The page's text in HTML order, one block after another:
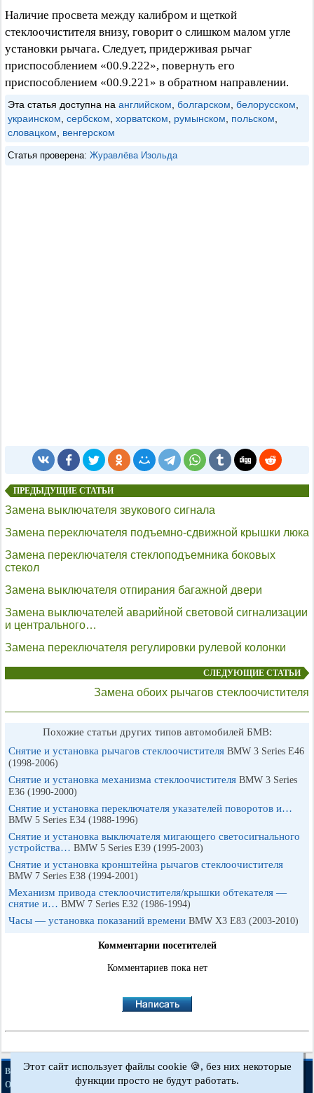
Наличие просвета между калибром и щеткой
стеклоочистителя внизу, говорит о слишком малом угле
установки рычага. Следует, придерживая рычаг
приспособлением «00.9.222», повернуть его
приспособлением «00.9.221» в обратном направлении.
Эта статья доступна на английском болгарском белорусском
украинском сербском хорватском румынском польском
словацком
венгерском
Статья проверена: Журавлёва Изольда
ПРЕДЫДУЩИЕ СТАТЬИ
Замена выключателя звукового сигнала
Замена переключателя подъемно-сдвижной крышки люка
Замена переключателя стеклоподъемника боковых
стекол
Замена выключателя отпирания багажной двери
Замена выключателей аварийной световой сигнализации
и центрального…
Замена переключателя регулировки рулевой колонки
СЛЕДУЮЩИЕ СТАТЬИ
Замена обоих рычагов стеклоочистителя
Похожие статьи других типов автомобилей БМВ:
Снятие и установка рычагов стеклоочистителя BMW 3 Series E46
(1998-2006)
Снятие и установка механизма стеклоочистителя BMW 3 Series
E36 (1990-2000)
Снятие и установка переключателя указателей поворотов и…
BMW 5 Series E34 (1988-1996)
Снятие и установка выключателя мигающего светосигнального
устройства… BMW 5 Series E39 (1995-2003)
Снятие и установка кронштейна рычагов стеклоочистителя
BMW 7 Series E38 (1994-2001)
Механизм привода стеклоочистителя/крышки обтекателя —
снятие и… BMW 7 Series E32 (1986-1994)
Часы — установка показаний времени BMW X3 E83 (2003-2010)
Комментарии посетителей
Комментариев пока нет
BMWman.ru © 2017-2026·Полная версия·Новости и статьи ·Карта сайта
Обратная связь Поиск по сайту
Этот сайт использует файлы cookie 🍪, без них некоторые
функции просто не будут работать.